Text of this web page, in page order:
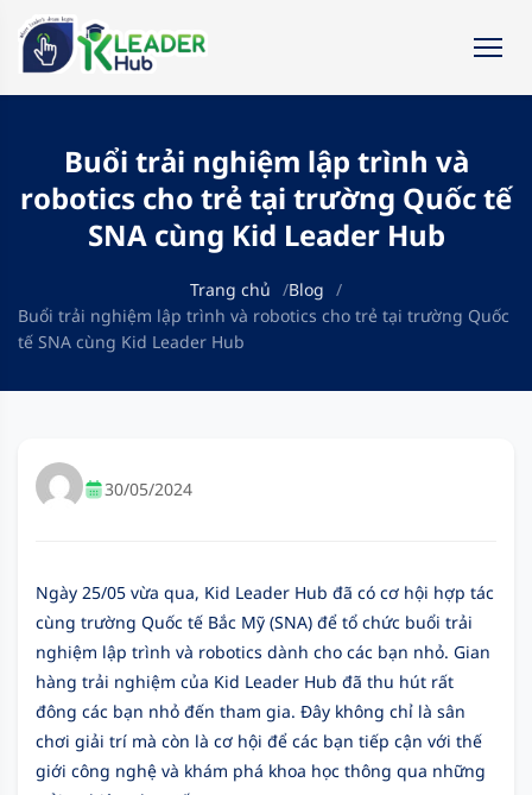
Buổi trải nghiệm lập trình và
robotics cho trẻ tại trường Quốc tế
SNA cùng Kid Leader Hub
Trang chủ
Blog
Buổi trải nghiệm lập trình và robotics cho trẻ tại trường Quốc
tế SNA cùng Kid Leader Hub
30/05/2024
Ngày 25/05 vừa qua, Kid Leader Hub đã có cơ hội hợp tác
cùng trường Quốc tế Bắc Mỹ (SNA) để tổ chức buổi trải
nghiệm lập trình và robotics dành cho các bạn nhỏ. Gian
hàng trải nghiệm của Kid Leader Hub đã thu hút rất
đông các bạn nhỏ đến tham gia. Đây không chỉ là sân
chơi giải trí mà còn là cơ hội để các bạn tiếp cận với thế
giới công nghệ và khám phá khoa học thông qua những